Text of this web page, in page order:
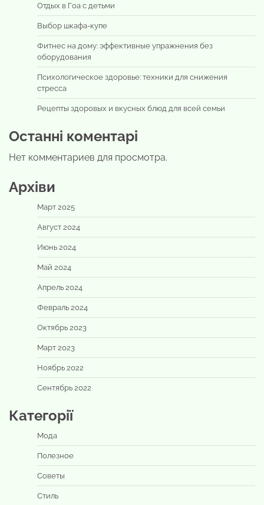
Отдых в Гоа с детьми
Выбор шкафа-купе
Фитнес на дому: эффективные упражнения без
оборудования
Психологическое здоровье: техники для снижения
стресса
Рецепты здоровых и вкусных блюд для всей семьи
Останні коментарі
Нет комментариев для просмотра.
Архіви
Март 2025
Август 2024
Июнь 2024
Май 2024
Апрель 2024
Февраль 2024
Октябрь 2023
Март 2023
Ноябрь 2022
Сентябрь 2022
Категорії
Мода
Полезное
Советы
Стиль